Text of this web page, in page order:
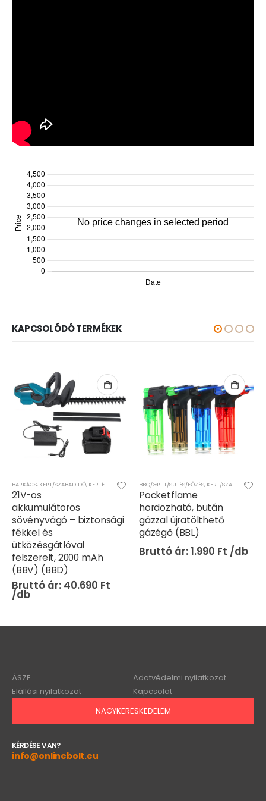
KAPCSOLÓDÓ TERMÉKEK
BARKÁCS, KERT/SZABADIDŐ, KERTÉSZKEDÉS/SZERSZÁMOK
21V-os
akkumulátoros
sövényvágó – biztonsági
fékkel és
ütközésgátlóval
felszerelt, 2000 mAh
(BBV) (BBD)
40.690 Ft
BBQ/GRILL/SÜTÉS/FŐZÉS, KERT/SZABADIDŐ
Pocketflame
hordozható, bután
gázzal újratölthető
gázégő (BBL)
1.990 Ft
ÁSZF
Adatvédelmi nyilatkozat
Elállási nyilatkozat
Kapcsolat
NAGYKERESKEDELEM
KÉRDÉSE VAN?
info@onlinebolt.eu